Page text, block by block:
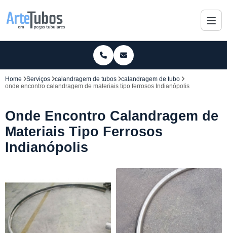
Home Serviços calandragem de tubos
calandragem de tubo
onde encontro calandragem de materiais tipo ferrosos Indianópolis
Onde Encontro Calandragem de
Materiais Tipo Ferrosos
Indianópolis